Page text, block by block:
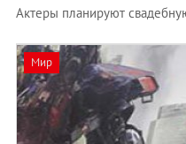
Актеры планируют
Мир